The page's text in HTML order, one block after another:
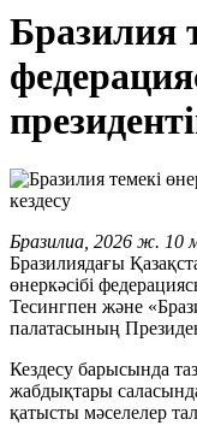
Бразилия
Бразилиа, 2026 ж. 10
Бразилиядағы
өнеркәсібі
Тесингпен және
палатасының
Кездесу барысында
жабдықтары
қатысты мәселелер